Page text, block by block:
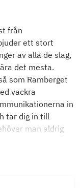
från
ett stort
av alla de slag,
det mesta.
som Ramberget
vackra
in
tar dig in till
man aldrig